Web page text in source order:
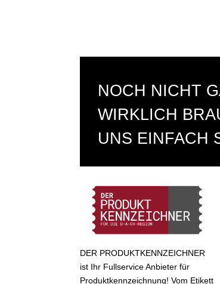
NOCH NICHT
WIRKLICH
UNS EINFACH
DER PRODUKTKENNZEICHNER
ist Ihr Fullservice Anbieter für
Produktkennzeichnung! Vom Etikett